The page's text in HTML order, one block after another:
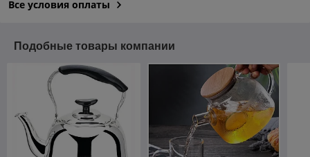
Все условия оплаты
Подобные товары компании